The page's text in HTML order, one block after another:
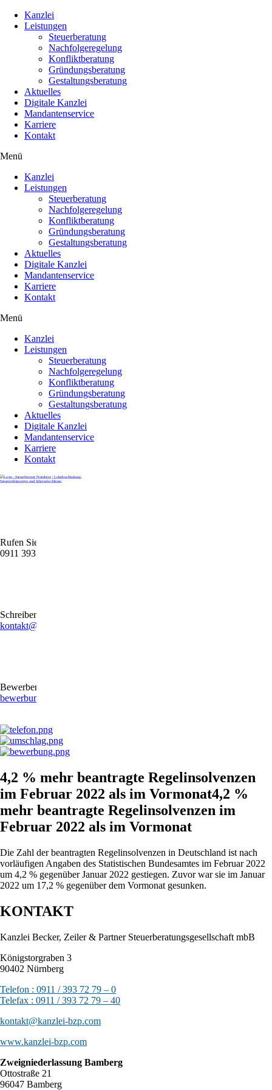
Kanzlei
Leistungen
Steuerberatung
Nachfolgeregelung
Konfliktberatung
Gründungsberatung
Gestaltungsberatung
Aktuelles
Digitale Kanzlei
Mandantenservice
Karriere
Kontakt
Menü
Kanzlei
Leistungen
Steuerberatung
Nachfolgeregelung
Konfliktberatung
Gründungsberatung
Gestaltungsberatung
Aktuelles
Digitale Kanzlei
Mandantenservice
Karriere
Kontakt
Menü
Kanzlei
Leistungen
Steuerberatung
Nachfolgeregelung
Konfliktberatung
Gründungsberatung
Gestaltungsberatung
Aktuelles
Digitale Kanzlei
Mandantenservice
Karriere
Kontakt
Rufen Sie uns gerne an
0911 39372790
Schreiben Sie uns gerne eine E-Mail
kontakt@stb-becker-zeiler.de
Bewerben Sie sich online oder per E-Mail
bewerbung@stb-becker-zeiler.de
4,2 % mehr beantragte Regelinsolvenzen
im Februar 2022 als im Vormonat4,2 %
mehr beantragte Regelinsolvenzen im
Februar 2022 als im Vormonat
Die Zahl der beantragten Regelinsolvenzen in Deutschland ist nach
vorläufigen Angaben des Statistischen Bundesamtes im Februar 2022
um 4,2 % gegenüber Januar 2022 gestiegen. Zuvor war sie im Januar
2022 um 17,2 % gegenüber dem Vormonat gesunken.
KONTAKT
Kanzlei Becker, Zeiler & Partner Steuerberatungsgesellschaft mbB
Königstorgraben 3
90402 Nürnberg
Telefon : 0911 / 393 72 79 – 0
Telefax : 0911 / 393 72 79 – 40
kontakt@kanzlei-bzp.com
www.kanzlei-bzp.com
Zweigniederlassung Bamberg
Ottostraße 21
96047 Bamberg